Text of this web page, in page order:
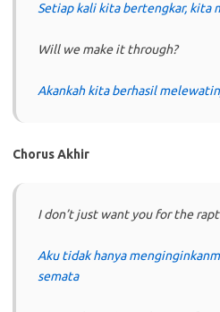
Setiap kali kita bertengkar, kita
Will we make it through?
Akankah kita berhasil
Chorus Akhir
I don’t just want you for the
Aku tidak hanya
semata